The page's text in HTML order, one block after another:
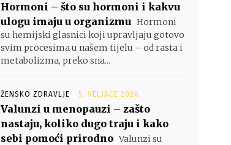
Hormoni – što su hormoni i kakvu
ulogu imaju u organizmu Hormoni
su hemijski glasnici koji upravljaju gotovo
svim procesima u našem tijelu – od rasta i
metabolizma, preko sna...
ŽENSKO ZDRAVLJE 5. VELJAČE 2026.
Valunzi u menopauzi – zašto
nastaju, koliko dugo traju i kako
sebi pomoći prirodno Valunzi su